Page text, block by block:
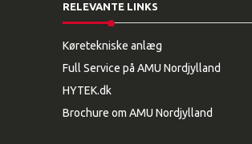
RELEVANTE LINKS
Køretekniske anlæg
Full Service på AMU Nordjylland
HYTEK.dk
Brochure om AMU Nordjylland